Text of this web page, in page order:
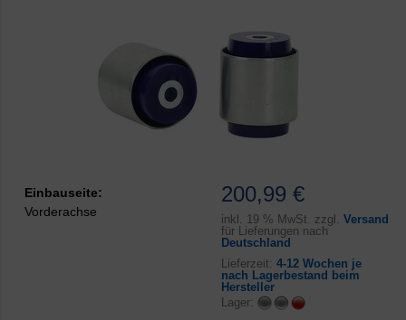
200,99 €
inkl. 19 % MwSt. zzgl. Versand
für Lieferungen nach
Deutschland
Lieferzeit: 4-12 Wochen je
nach Lagerbestand beim
Hersteller
Lager:
Einbauseite:
Vorderachse